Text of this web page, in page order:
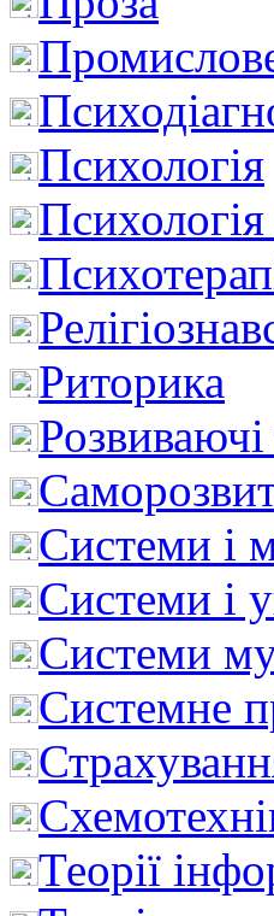
Психологія
Риторика
Системи і
Системи і
Системи
Системне
Теорії